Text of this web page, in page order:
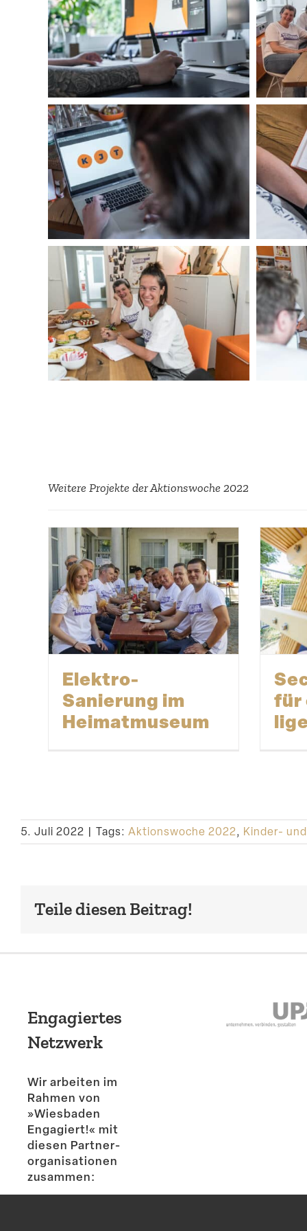
Weitere Projekte der Aktions­woche 2022
Elektro-
Sanierung im
Heimatmuseum
für
5. Juli 2022 | Tags: Aktionswoche 2022, Kinder-
Teile diesen Beitrag!
Engagiertes
Netzwerk
Wir arbeiten im
Rahmen von
»Wiesbaden
Engagiert!« mit
diesen Partner­
or­ga­ni­sa­tionen
zusammen: